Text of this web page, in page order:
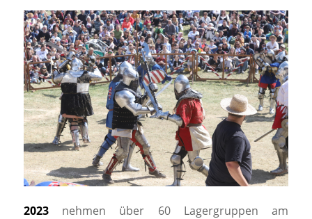
2023nehmen über 60 Lagergruppen am